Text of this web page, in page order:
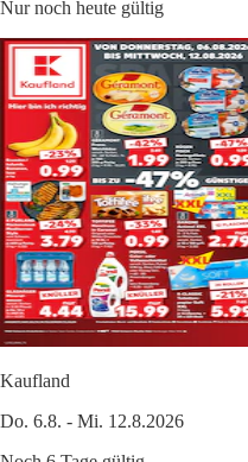
Nur noch heute gültig
Kaufland
Do. 6.8. - Mi. 12.8.2026